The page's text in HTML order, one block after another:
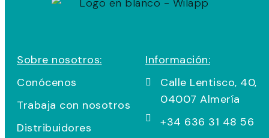
Sobre nosotros:
Conócenos
Trabaja con nosotros
Distribuidores
Información:
Calle Lentisco, 40,
04007 Almería
+34 636 31 48 56